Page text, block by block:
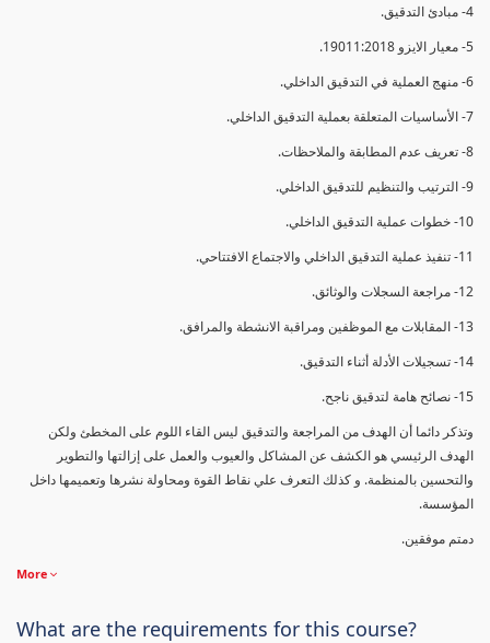
4- مبادئ التدقيق.
5- معيار الايزو 19011:2018.
6- منهج العملية في التدقيق الداخلي.
7- الأساسيات المتعلقة بعملية التدقيق الداخلي.
8- تعريف عدم المطابقة والملاحظات.
9- الترتيب والتنظيم للتدقيق الداخلي.
10- خطوات عملية التدقيق الداخلي.
11- تنفيذ عملية التدقيق الداخلي والاجتماع الافتتاحي.
12- مراجعة السجلات والوثائق.
13- المقابلات مع الموظفين ومراقبة الانشطة والمرافق.
14- تسجيلات الأدلة أثناء التدقيق.
15- نصائح هامة لتدقيق ناجح.
وتذكر دائما أن الهدف من المراجعة والتدقيق ليس القاء اللوم على المخطئ ولكن
الهدف الرئيسي هو الكشف عن المشاكل والعيوب والعمل على إزالتها والتطوير
والتحسين بالمنظمة. و كذلك التعرف علي نقاط القوة ومحاولة نشرها وتعميمها داخل
المؤسسة.
دمتم موفقين.
More
What are the requirements for this course?